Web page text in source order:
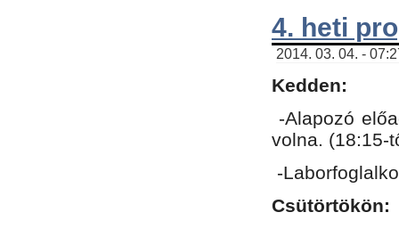
4. heti
2014. 03. 04. -
Kedden:
-Alapozó
volna. (18:15-
-
Csütörtökön: